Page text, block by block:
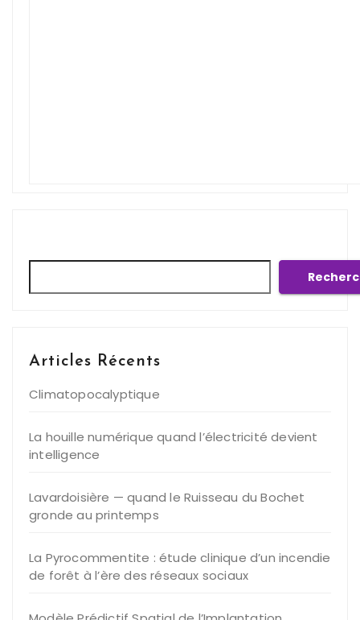
Articles Récents
Climatopocalyptique
La houille numérique quand l’électricité devient
intelligence
Lavardoisière — quand le Ruisseau du Bochet
gronde au printemps
La Pyrocommentite : étude clinique d’un incendie
de forêt à l’ère des réseaux sociaux